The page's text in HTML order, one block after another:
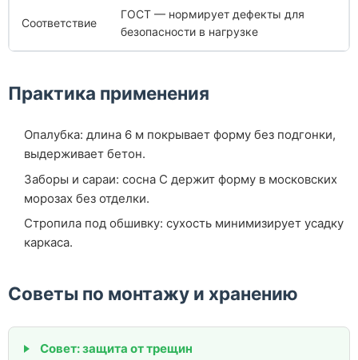
Соответствие
ГОСТ — нормирует дефекты для
безопасности в нагрузке
Практика применения
Опалубка: длина 6 м покрывает форму без подгонки,
выдерживает бетон.
Заборы и сараи: сосна С держит форму в московских
морозах без отделки.
Стропила под обшивку: сухость минимизирует усадку
каркаса.
Советы по монтажу и хранению
Совет: защита от трещин